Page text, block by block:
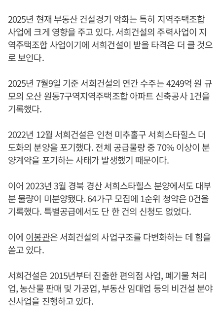
2025년 현재 부동산 건설경기 악화는 특히 지역주택조합
사업에 크게 영향을 주고 있다. 서희건설의 주력사업이 지
역주택조합 사업이기에 서희건설이 받을 타격은 더 클 것으
로 보인다.
2025년 7월9일 기준 서희건설의 연간 수주는 4249억 원 규
모의 오산 원동7구역지역주택조합 아파트 신축공사 1건을
기록했다.
2022년 12월 서희건설은 인천 미추홀구 서희스타힐스 더
도화의 분양을 포기했다. 전체 공급물량 중 70% 이상이 분
양계약을 포기하는 사태가 발생했기 때문이다.
이어 2023년 3월 경북 경산 서희스타힐스 분양에서도 대부
분 물량이 미분양됐다. 64가구 모집에 1순위 청약은 0건을
기록했다. 특별공급에서도 단 한 건의 신청도 없었다.
이에 이봉관은 서희건설의 사업구조를 다변화하는 데 힘을
쏟고 있다.
서희건설은 2015년부터 진출한 편의점 사업, 폐기물 처리
업, 농산물 판매 및 가공업, 부동산 임대업 등의 비건설 분야
신사업을 진행하고 있다.